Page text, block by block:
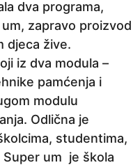
dva programa,
zapravo proizvod
djeca žive.
iz dva modula –
pamćenja i
modulu
Odlična je
studentima,
Super um je škola